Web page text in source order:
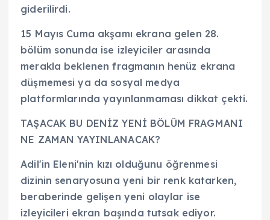
giderilirdi.
15 Mayıs Cuma akşamı ekrana gelen 28.
bölüm sonunda ise izleyiciler arasında
merakla beklenen fragmanın henüz ekrana
düşmemesi ya da sosyal medya
platformlarında yayınlanmaması dikkat çekti.
TAŞACAK BU DENİZ YENİ BÖLÜM FRAGMANI
NE ZAMAN YAYINLANACAK?
Adil'in Eleni'nin kızı olduğunu öğrenmesi
dizinin senaryosuna yeni bir renk katarken,
beraberinde gelişen yeni olaylar ise
izleyicileri ekran başında tutsak ediyor.